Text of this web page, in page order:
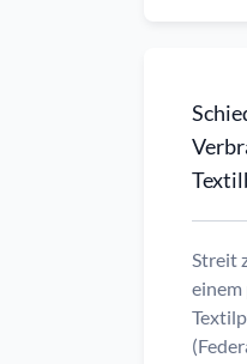
Streit
einem